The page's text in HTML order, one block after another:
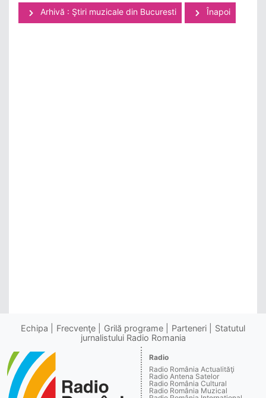
Arhivă : Ştiri muzicale din Bucuresti Înapoi
Echipa Frecvenţe Grilă programe Parteneri
Statutul
jurnalistului Radio Romania
Radio
Radio România Actualităţi
Radio Antena Satelor
Radio România Cultural
Radio România Muzical